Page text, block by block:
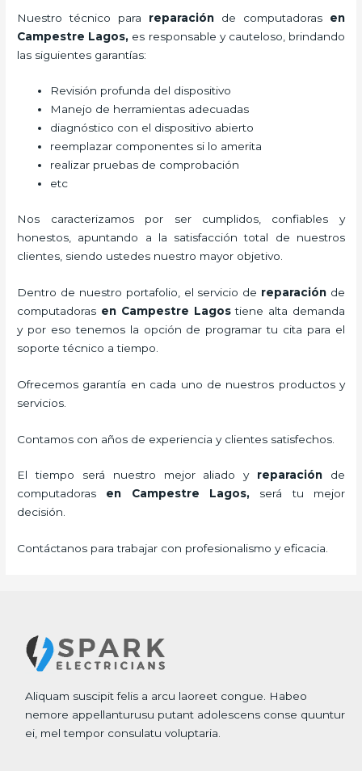
Nuestro técnico para reparación de computadorasen
Campestre Lagos, es responsable y cauteloso, brindando
las siguientes garantías:
Revisión profunda del dispositivo
Manejo de herramientas adecuadas
diagnóstico con el dispositivo abierto
reemplazar componentes si lo amerita
realizar pruebas de comprobación
etc
Nos caracterizamos por ser cumplidos, confiables y
honestos, apuntando a la satisfacción total de nuestros
clientes, siendo ustedes nuestro mayor objetivo.
Dentro de nuestro portafolio, el servicio de reparación de
computadoras en Campestre Lagostiene alta demanda
y por eso tenemos la opción de programar tu cita para el
soporte técnico a tiempo.
Ofrecemos garantía en cada uno de nuestros productos y
servicios.
Contamos con años de experiencia y clientes satisfechos.
El tiempo será nuestro mejor aliado y reparación de
computadoras en Campestre Lagos, será tu mejor
decisión.
Contáctanos para trabajar con profesionalismo y eficacia.
Aliquam suscipit felis a arcu laoreet congue. Habeo
nemore appellanturusu putant adolescens conse quuntur
ei, mel tempor consulatu voluptaria.